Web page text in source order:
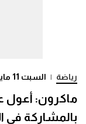
رياضة | السبت 11 مايو 2024 - 15:56
ماكرون: أعول
بالمشاركة في